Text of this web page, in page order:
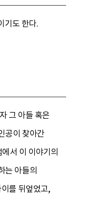
기도 한다.
그 아들 혹은
공이 찾아간
서 이 이야기의
는 아들의
를 뒤엎었고,